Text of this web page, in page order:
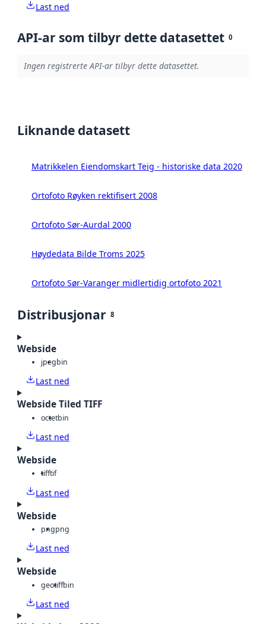
Last ned
API-ar som tilbyr dette datasettet 0
Ingen registrerte API-ar tilbyr dette datasettet.
Liknande datasett
Matrikkelen Eiendomskart Teig - historiske data 2020
Ortofoto Røyken rektifisert 2008
Ortofoto Sør-Aurdal 2000
Høydedata Bilde Troms 2025
Ortofoto Sør-Varanger midlertidig ortofoto 2021
Distribusjonar 8
Webside
jpegbin
Last ned
Webside Tiled TIFF
octetbin
Last ned
Webside
tifftif
Last ned
Webside
pngpng
Last ned
Webside
geotiffbin
Last ned